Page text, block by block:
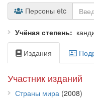
Персоны etc
Учёная степень
Издания
Участник изданий
Страны мира (2008)